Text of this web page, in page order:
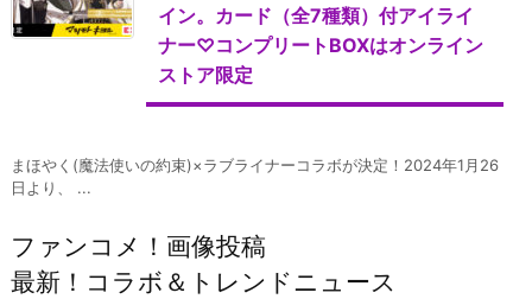
イン。カード（全7種類）付アイライ
ナー♡コンプリートBOXはオンライン
ストア限定
まほやく(魔法使いの約束)×ラブライナーコラボが決定！2024年1月26
日より、 ...
ファンコメ！画像投稿
最新！コラボ＆トレンドニュース